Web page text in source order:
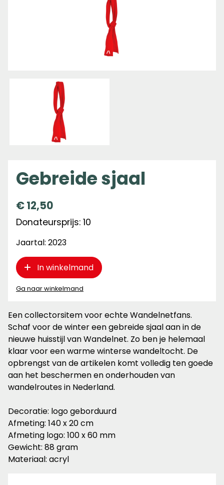
Gebreide sjaal
€12,50
Donateursprijs: 10
Jaartal: 2023
In winkelmand
Ga naar winkelmand
Een collectorsitem voor echte Wandelnetfans.
Schaf voor de winter een gebreide sjaal aan in de
nieuwe huisstijl van Wandelnet. Zo ben je helemaal
klaar voor een warme winterse wandeltocht. De
opbrengst van de artikelen komt volledig ten goede
aan het beschermen en onderhouden van
wandelroutes in Nederland.
Decoratie: logo geborduurd
Afmeting: 140 x 20 cm
Afmeting logo: 100 x 60 mm
Gewicht: 88 gram
Materiaal: acryl